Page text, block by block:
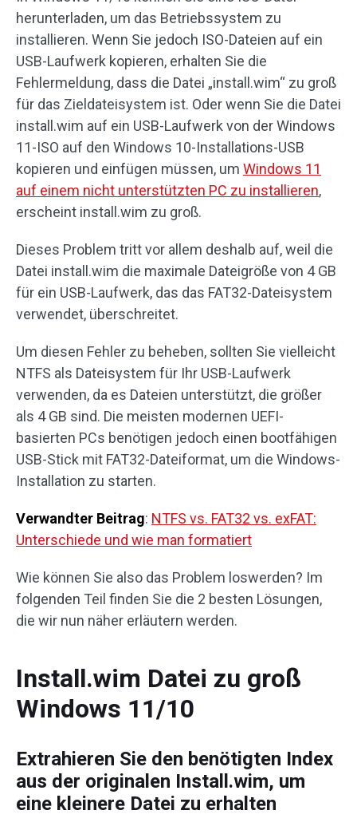
herunterladen, um das Betriebssystem zu
installieren. Wenn Sie jedoch ISO-Dateien auf ein
USB-Laufwerk kopieren, erhalten Sie die
Fehlermeldung, dass die Datei „install.wim“ zu groß
für das Zieldateisystem ist. Oder wenn Sie die Datei
install.wim auf ein USB-Laufwerk von der Windows
11-ISO auf den Windows 10-Installations-USB
kopieren und einfügen müssen, um Windows 11
auf einem nicht unterstützten PC zu installieren,
erscheint install.wim zu groß.
Dieses Problem tritt vor allem deshalb auf, weil die
Datei install.wim die maximale Dateigröße von 4 GB
für ein USB-Laufwerk, das das FAT32-Dateisystem
verwendet, überschreitet.
Um diesen Fehler zu beheben, sollten Sie vielleicht
NTFS als Dateisystem für Ihr USB-Laufwerk
verwenden, da es Dateien unterstützt, die größer
als 4 GB sind. Die meisten modernen UEFI-
basierten PCs benötigen jedoch einen bootfähigen
USB-Stick mit FAT32-Dateiformat, um die Windows-
Installation zu starten.
Verwandter Beitrag: NTFS vs. FAT32 vs. exFAT:
Unterschiede und wie man formatiert
Wie können Sie also das Problem loswerden? Im
folgenden Teil finden Sie die 2 besten Lösungen,
die wir nun näher erläutern werden.
Install.wim Datei zu groß
Windows 11/10
Extrahieren Sie den benötigten Index
aus der originalen Install.wim, um
eine kleinere Datei zu erhalten